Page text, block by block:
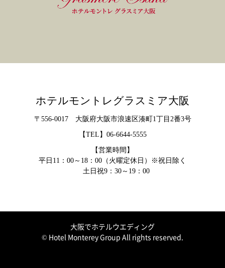
ホテルモントレグラスミア大阪
〒556-0017 大阪府大阪市浪速区湊町1丁目2番3号
【TEL】 06-6644-5555
【営業時間】
平日11：00～18：00（火曜定休日）※祝日除く
土日祝9：30～19：00
大阪でホテルウエディング
© Hotel Monterey Group All rights reserved.